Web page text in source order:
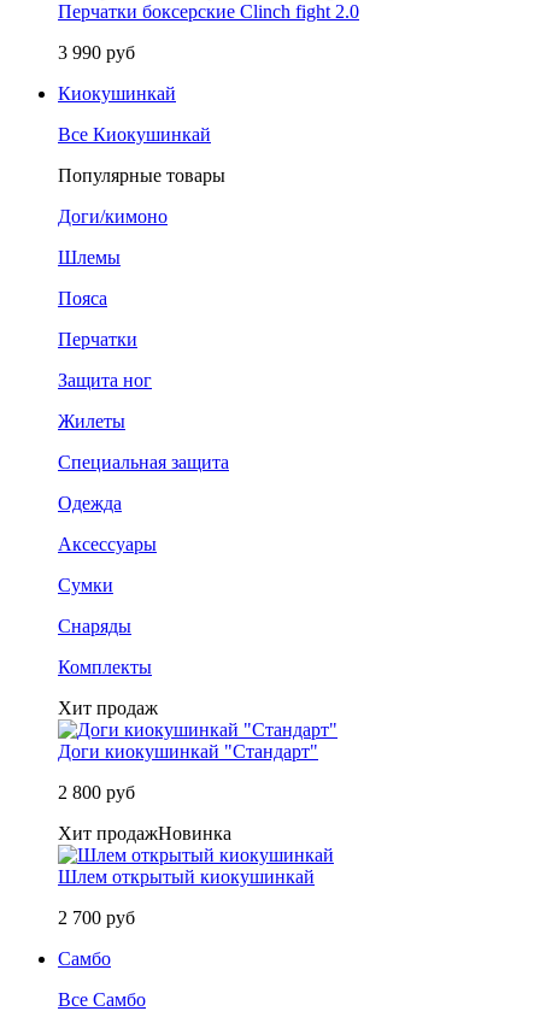
Перчатки боксерские Clinch fight 2.0
3 990 руб
Киокушинкай
Все Киокушинкай
Популярные товары
Доги/кимоно
Шлемы
Пояса
Перчатки
Защита ног
Жилеты
Специальная защита
Одежда
Аксессуары
Сумки
Снаряды
Комплекты
Хит продаж
Доги киокушинкай "Стандарт"
2 800 руб
Хит продажНовинка
Шлем открытый киокушинкай
2 700 руб
Самбо
Все Самбо